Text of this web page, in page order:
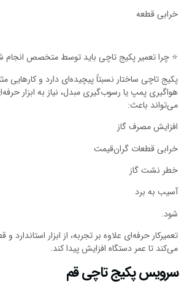
خرابی قطعه
⭐️ چرا تعمیر پکیج تاچی باید توسط متخصص انجام
پکیج تاچی ساختار نسبتاً پیچیده‌ای دارد و کارهایی
هواگیری پمپ یا رسوب‌گیری مبدل، نیاز به ابزار
می‌تواند باعث:
افزایش مصرف گاز
خرابی قطعات گران‌قیمت
خطر نشت گاز
آسیب به برد
شود.
تعمیرکار حرفه‌ای علاوه بر تجربه، از ابزار استاندارد
می‌کند تا عمر دستگاه افزایش پیدا کند.
سرویس پکیج تاچی قم